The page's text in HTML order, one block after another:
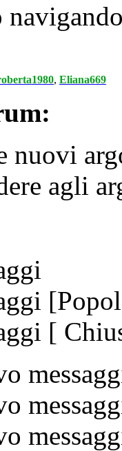
, Eliana669
nuovi
agli
[